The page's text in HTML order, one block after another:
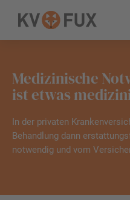
Medizinische
ist etwas
In der privaten
Behandlung dann
notwendig und vom